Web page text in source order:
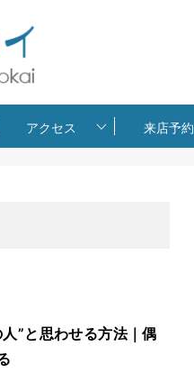
アクセス 来店予約
”と思わせる方法｜偶